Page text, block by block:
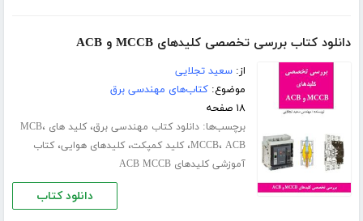
دانلود کتاب بررسی تخصصی کلیدهای MCCB و ACB
از:سعید تجلایی
موضوع:کتاب‌های مهندسی برق
۱۸ صفحه
برچسب‌ها:دانلود کتاب مهندسی برق،کلید های MCB ،
MCCB، ACB ،کلید کمپکت،کلیدهای هوایی،کتاب
آموزشی کلیدهای ACB MCCB
دانلود کتاب